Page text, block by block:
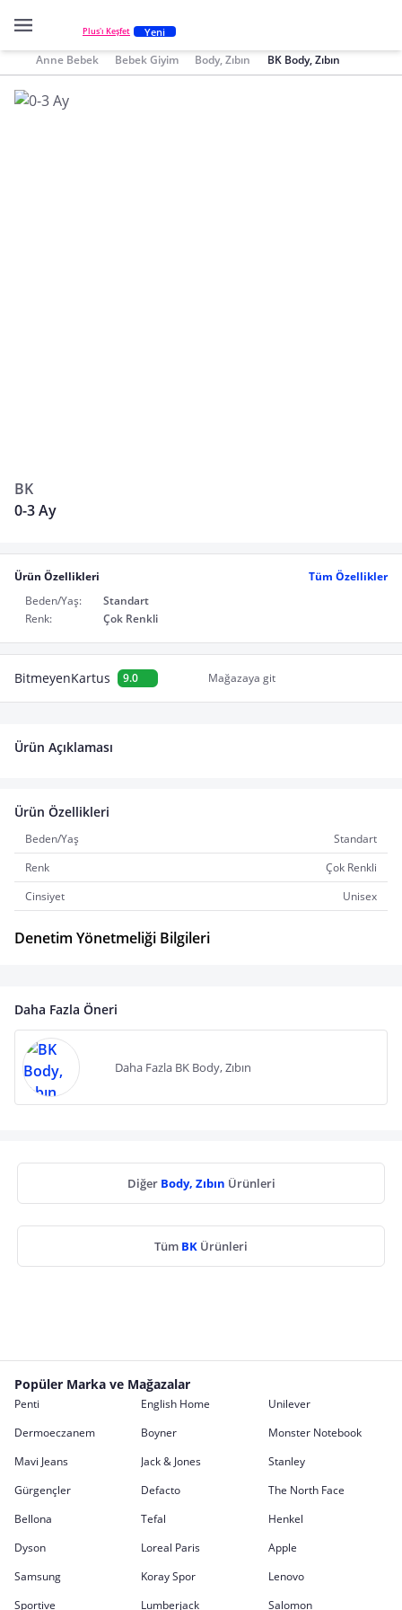
Plus'ı Keşfet Yeni
Anne Bebek Bebek Giyim Body, Zıbın BK Body, Zıbın
BK
0-3 Ay
Ürün Özellikleri
Tüm Özellikler
Beden/Yaş:
Standart
Renk:
Çok Renkli
BitmeyenKartus 9.0 Mağazaya git
Ürün Açıklaması
Ürün Özellikleri
Beden/Yaş
Standart
Renk
Çok Renkli
Cinsiyet
Unisex
Denetim Yönetmeliği Bilgileri
Daha Fazla Öneri
Daha Fazla BK Body, Zıbın
Diğer Body, Zıbın Ürünleri
Tüm BK Ürünleri
Popüler Marka ve Mağazalar
Penti English Home
Unilever
Dermoeczanem
Boyner
Monster Notebook
Mavi Jeans
Jack & Jones
Stanley
Gürgençler
Defacto
The North Face
Bellona
Tefal
Henkel
Dyson
Loreal Paris
Apple
Samsung
Koray Spor
Lenovo
Sportive
Lumberjack Salomon